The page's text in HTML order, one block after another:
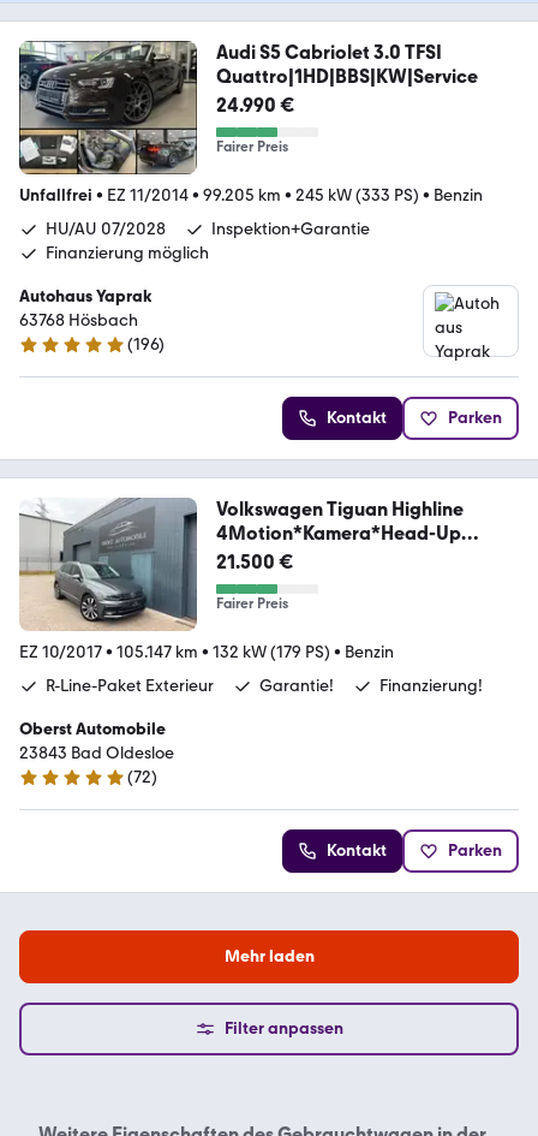
Audi S5 Cabriolet 3.0 TFSI
Quattro|1HD|BBS|KW|Service
24.990 €
Fairer Preis
Unfallfrei • EZ 11/2014• 99.205 km • 245 kW (333 PS) • Benzin
HU/AU 07/2028
Inspektion+Garantie
Finanzierung möglich
Autohaus Yaprak
63768 Hösbach
4.8 Sterne
(196)
Kontakt Parken
Volkswagen Tiguan Highline
4Motion*Kamera*Head-Up
Display*
21.500 €
Fairer Preis
EZ 10/2017• 105.147 km • 132 kW (179 PS) • Benzin
R-Line-Paket Exterieur
Garantie! Finanzierung!
Oberst Automobile
23843 Bad Oldesloe
5 Sterne
(72)
Kontakt Parken
Mehr laden
Filter anpassen